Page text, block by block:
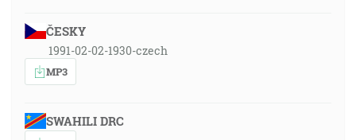
ČESKY
1991-02-02-1930-czech
MP3
SWAHILI DRC